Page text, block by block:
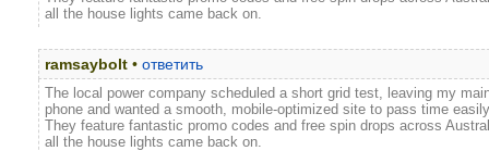
all the house lights came back on.
ramsaybolt • ответить
The local power company scheduled a short grid test, leaving my
phone and wanted a smooth, mobile-optimized site to pass time
They feature fantastic promo codes and free spin drops across
all the house lights came back on.